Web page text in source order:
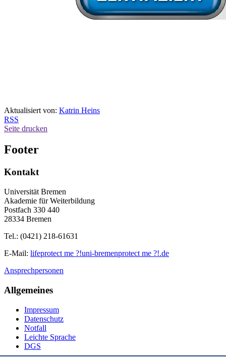
Aktualisiert von: Katrin Heins
RSS
Seite drucken
Footer
Kontakt
Universität Bremen
Akademie für Weiterbildung
Postfach 330 440
28334 Bremen
Tel.: (0421) 218-61631
E-Mail: lifeprotect me ?!uni-bremenprotect me ?!.de
Ansprechpersonen
Allgemeines
Impressum
Datenschutz
Notfall
Leichte Sprache
DGS